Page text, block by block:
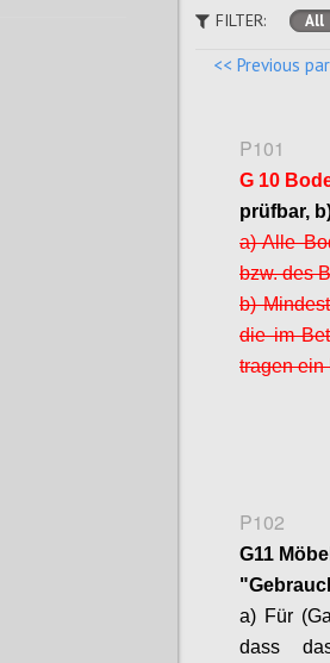
FILTER: All
<< Previous
P101
G 10
prüfbar,
a) Alle
bzw. des
b)
die im
tragen ein
P102
G11
a) Für
dass